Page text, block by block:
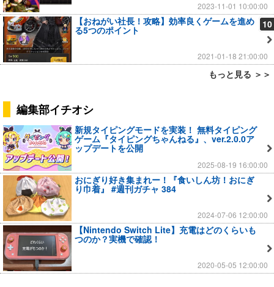
2023-11-01 10:00:00
10
【おねがい社長！攻略】効率良くゲームを進め
る5つのポイント
2021-01-18 21:00:00
もっと見る ＞＞
編集部イチオシ
新規タイピングモードを実装！ 無料タイピング
ゲーム『タイピングちゃんねる』、ver.2.0.0ア
ップデートを公開
2025-08-19 16:00:00
おにぎり好き集まれー！『食いしん坊！おにぎ
り巾着』 #週刊ガチャ 384
2024-07-06 12:00:00
【Nintendo Switch Lite】充電はどのくらいも
つのか？実機で確認！
2020-05-05 12:00:00